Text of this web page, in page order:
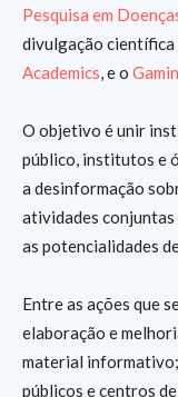
Pesquisa em
divulgação científica
Academics, e o
O objetivo é unir
público, institutos e
a desinformação
atividades
as potencialidades
Entre as ações que
elaboração e
material informativo;
públicos e centros